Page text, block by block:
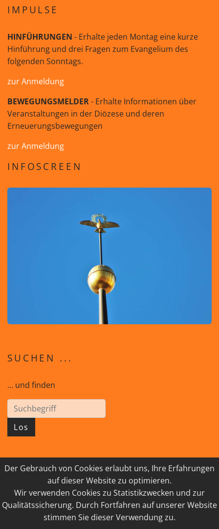
Der Gebrauch von Cookies erlaubt uns, Ihre Erfahrungen
auf dieser Website zu optimieren.
Wir verwenden Cookies zu Statistikzwecken und zur
Qualitätssicherung. Durch Fortfahren auf unserer Website
stimmen Sie dieser Verwendung zu.
IMPULSE
HINFÜHRUNGEN - Erhalte jeden Montag eine kurze
Hinführung und drei Fragen zum Evangelium des
folgenden Sonntags.
zur Anmeldung
BEWEGUNGSMELDER- Erhalte Informationen über
Veranstaltungen in der Diözese und deren
Erneuerungsbewegungen
zur Anmeldung
INFOSCREEN
SUCHEN ...
... und finden
Los
© 2026 GEISTreich - Diözese Innsbruck
IMPRESSUM
LINKSAMMLUNG
DATENSCHUTZ
KONTAKT